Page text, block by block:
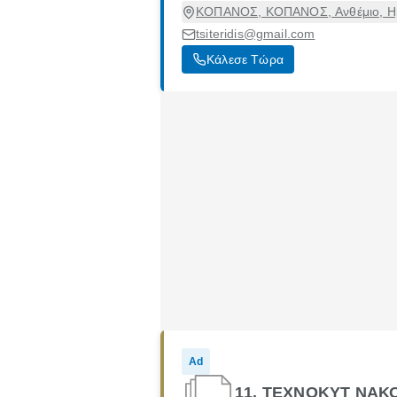
ΚΟΠΑΝΟΣ, ΚΟΠΑΝΟΣ, Ανθέμιο,
tsiteridis@gmail.com
Κάλεσε Τώρα
Ad
11. ΤΕΧΝΟΚΥΤ